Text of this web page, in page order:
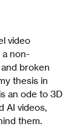
video
a non-
broken
thesis in
an ode to 3D
AI videos,
them.